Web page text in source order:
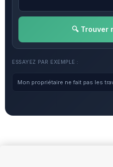
🔍 Trouver
ESSAYEZ PAR EXEMPLE :
Mon propriétaire ne fait pas les